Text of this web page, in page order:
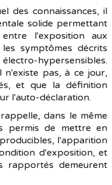
des connaissances, il
solide permettant
l'exposition aux
symptômes décrits
hypersensibles.
n'existe pas, à ce jour,
et que la définition
l'auto-déclaration.
dans le même
permis de mettre en
l'apparition
d'exposition, et
rapportés demeurent